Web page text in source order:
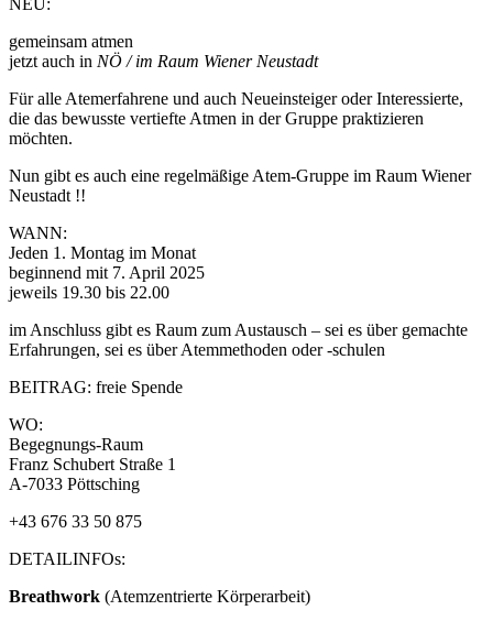
gemeinsam atmen
jetzt auch in NÖ / im Raum Wiener Neustadt
Für alle Atemerfahrene und auch Neueinsteiger oder Interessierte,
die das bewusste vertiefte Atmen in der Gruppe praktizieren
möchten.
Nun gibt es auch eine regelmäßige Atem-Gruppe im Raum Wiener
Neustadt !!
WANN:
Jeden 1. Montag im Monat
beginnend mit 7. April 2025
jeweils 19.30 bis 22.00
im Anschluss gibt es Raum zum Austausch – sei es über gemachte
Erfahrungen, sei es über Atemmethoden oder -schulen
BEITRAG: freie Spende
WO:
Begegnungs-Raum
Franz Schubert Straße 1
A-7033 Pöttsching
+43 676 33 50 875
DETAILINFOs:
Breathwork (Atemzentrierte Körperarbeit)